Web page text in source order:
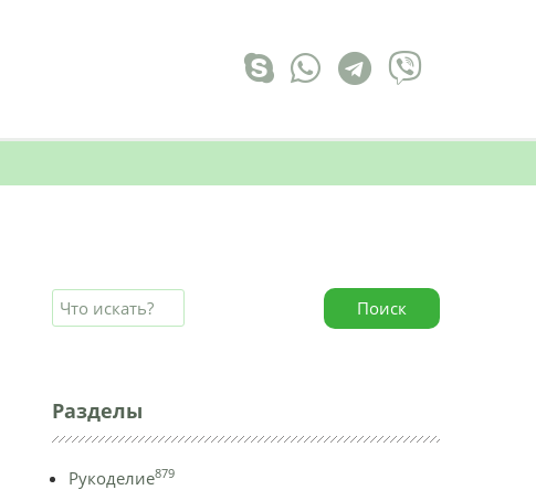
Поиск
Разделы
Рукоделие879